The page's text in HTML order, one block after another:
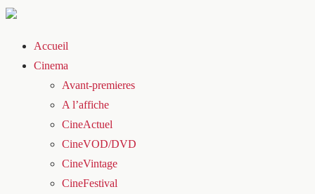
Accueil
Cinema
Avant-premieres
A l’affiche
CineActuel
CineVOD/DVD
CineVintage
CineFestival